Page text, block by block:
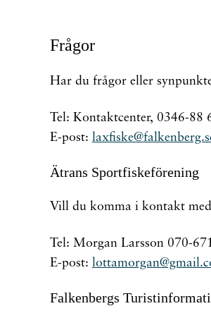
Frågor
Har du frågor eller
Tel: Kontaktcenter, 0346-88
E-post:
Ätrans Sportfiskeförening
Vill du komma i kontakt
Tel: Morgan Larsson 070-
E-post:
Falkenbergs